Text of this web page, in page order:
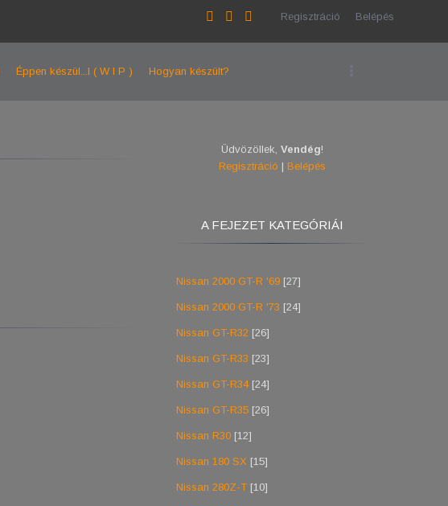
Regisztráció Belépés
Éppen készül...l ( W I P ) Hogyan készült?
Üdvözöllek,Vendég!
Regisztráció |Belépés
A FEJEZET KATEGÓRIÁI
Nissan 2000 GT-R '69 [27]
Nissan 2000 GT-R '73 [24]
Nissan GT-R32 [26]
Nissan GT-R33 [23]
Nissan GT-R34 [24]
Nissan GT-R35 [26]
Nissan R30 [12]
Nissan 180 SX [15]
Nissan 280Z-T [10]